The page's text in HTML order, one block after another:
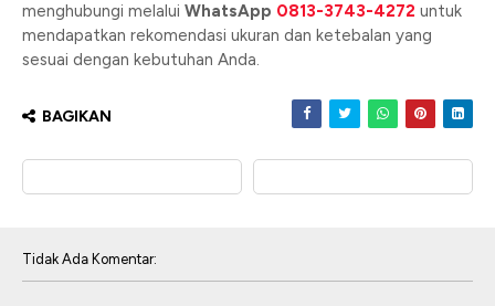
menghubungi melalui WhatsApp 0813-3743-4272 untuk
mendapatkan rekomendasi ukuran dan ketebalan yang
sesuai dengan kebutuhan Anda.
BAGIKAN
Tidak Ada Komentar: